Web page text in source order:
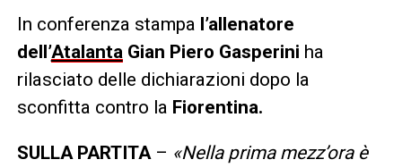
In conferenza stampa l’allenatore
dell’Atalanta Gian Piero Gasperini ha
rilasciato delle dichiarazioni dopo la
sconfitta contro la Fiorentina.
SULLA PARTITA – «Nella prima mezz’ora è